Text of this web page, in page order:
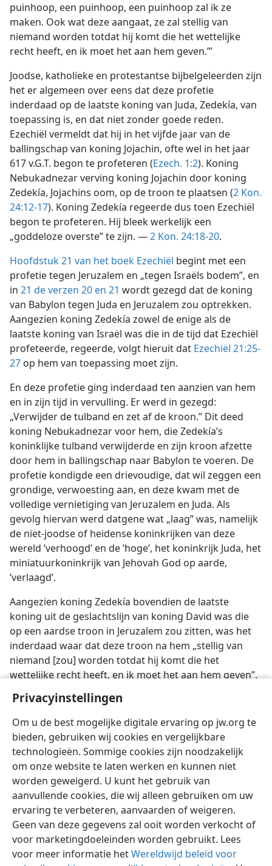
Privacyinstellingen
Om u de best mogelijke digitale ervaring op jw.org te
bieden, gebruiken wij cookies en vergelijkbare
technologieën. Sommige cookies zijn noodzakelijk
om onze website te laten werken en kunnen niet
worden geweigerd. U kunt het gebruik van
aanvullende cookies, die wij alleen gebruiken om uw
ervaring te verbeteren, aanvaarden of weigeren.
Geen van deze gegevens zal ooit worden verkocht of
voor marketingdoeleinden worden gebruikt. Lees
voor meer informatie hetWereldwijd beleid voor
puinhoop, een puinhoop, een puinhoop zal ik ze
maken. Ook wat deze aangaat, ze zal stellig van
niemand worden totdat hij komt die het wettelijke
recht heeft, en ik moet het aan hem geven.’”
Joodse, katholieke en protestantse bijbelgeleerden zijn
het er algemeen over eens dat deze profetie
inderdaad op de laatste koning van Juda, Zedekía, van
toepassing is, en dat niet zonder goede reden.
Ezechiël vermeldt dat hij in het vijfde jaar van de
ballingschap van koning Jojachin, ofte wel in het jaar
617 v.G.T. begon te profeteren (Ezech. 1:2). Koning
Nebukadnezar verving koning Jojachin door koning
Zedekía, Jojachins oom, op de troon te plaatsen (2 Kon.
24:12-17). Koning Zedekía regeerde dus toen Ezechiël
begon te profeteren. Hij bleek werkelijk een
„goddeloze overste” te zijn. —2 Kon. 24:18-20.
Hoofdstuk 21 van het boek Ezechiël begint met een
profetie tegen Jeruzalem en „tegen Israëls bodem”, en
in 21 de verzen 20 en 21 wordt gezegd dat de koning
van Babylon tegen Juda en Jeruzalem zou optrekken.
Aangezien koning Zedekía zowel de enige als de
laatste koning van Israël was die in de tijd dat Ezechiël
profeteerde, regeerde, volgt hieruit dat Ezechiël 21:25-
27 op hem van toepassing moet zijn.
En deze profetie ging inderdaad ten aanzien van hem
en in zijn tijd in vervulling. Er werd in gezegd:
„Verwijder de tulband en zet af de kroon.” Dit deed
koning Nebukadnezar voor hem, die Zedekía’s
koninklijke tulband verwijderde en zijn kroon afzette
door hem in ballingschap naar Babylon te voeren. De
profetie kondigde een drievoudige, dat wil zeggen een
grondige, verwoesting aan, en deze kwam met de
volledige vernietiging van Jeruzalem en Juda. Als
gevolg hiervan werd datgene wat „laag” was, namelijk
de niet-joodse of heidense koninkrijken van deze
wereld ’verhoogd’ en de ’hoge’, het koninkrijk Juda, het
miniatuurkoninkrijk van Jehovah God op aarde,
’verlaagd’.
Aangezien koning Zedekía bovendien de laatste
koning uit de geslachtslijn van koning David was die
op een aardse troon in Jeruzalem zou zitten, was het
inderdaad waar dat deze troon na hem „stellig van
niemand [zou] worden totdat hij komt die het
wettelijke recht heeft, en ik moet het aan hem geven”.
Gabriël te horen kreeg, niemand minder dan de Zoon
van God, Jezus Christus. —Luk. 1:32, 33;22:28-30.
Nederlands Delen Instellingen
Copyright © 2026 Watch Tower Bible and Tract Society of Pennsylvania
Gebruiksvoorwaarden Privacybeleid
Privacyinstellingen
Inloggen